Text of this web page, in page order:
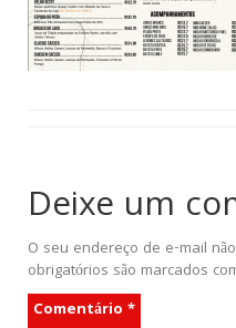
Deixe um
O seu endereço de e-mail
obrigatórios são marcados
Comentário *